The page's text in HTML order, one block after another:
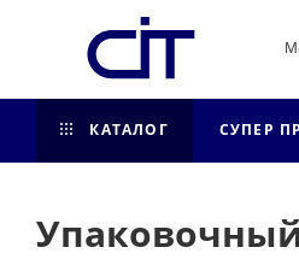
КАТАЛОГ СУПЕР